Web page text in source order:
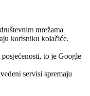
mrežama
korisniku kolačiće.
to je Google
servisi spremaju